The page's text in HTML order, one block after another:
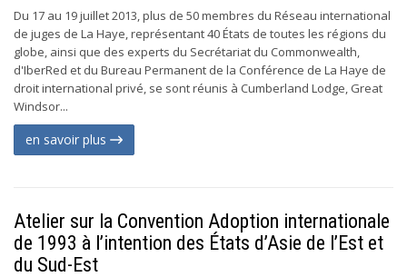
Du 17 au 19 juillet 2013, plus de 50 membres du Réseau international
de juges de La Haye, représentant 40 États de toutes les régions du
globe, ainsi que des experts du Secrétariat du Commonwealth,
d'IberRed et du Bureau Permanent de la Conférence de La Haye de
droit international privé, se sont réunis à Cumberland Lodge, Great
Windsor...
en savoir plus
Atelier sur la Convention Adoption internationale
de 1993 à l’intention des États d’Asie de l’Est et
du Sud-Est